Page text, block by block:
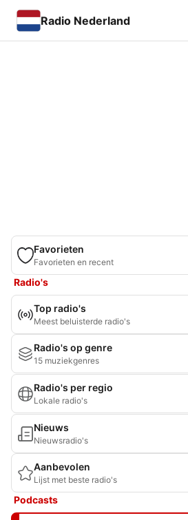
Radio Nederland
Favorieten
Favorieten en recent
Radio's
Top radio's
Meest beluisterde radio's
Radio's op genre
15 muziekgenres
Radio's per regio
Lokale radio's
Nieuws
Nieuwsradio's
Aanbevolen
Lijst met beste radio's
Podcasts